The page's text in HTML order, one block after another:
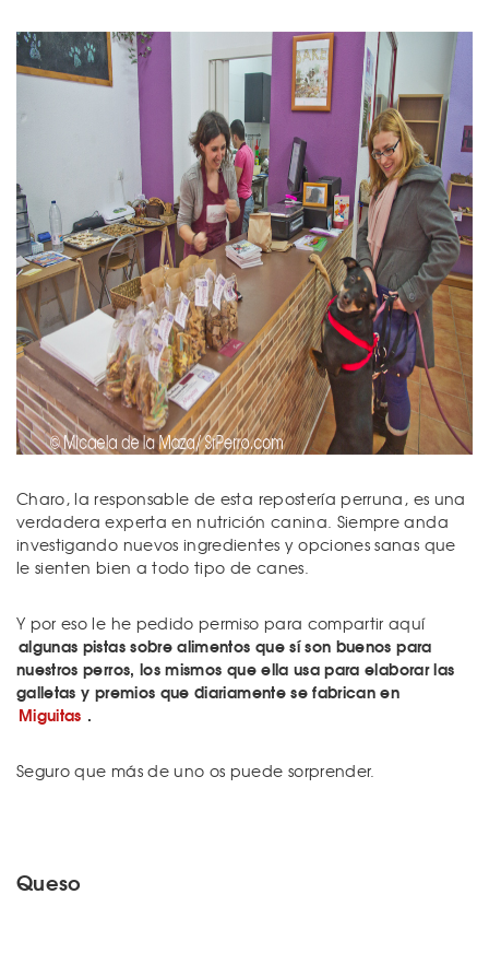
Charo, la responsable de esta repostería perruna, es una
verdadera experta en nutrición canina. Siempre anda
investigando nuevos ingredientes y opciones sanas que
le sienten bien a todo tipo de canes.
Y por eso le he pedido permiso para compartir aquí
algunas pistas sobre alimentos que sí son buenos para
nuestros perros, los mismos que ella usa para elaborar las
galletas y premios que diariamente se fabrican en
Miguitas .
Seguro que más de uno os puede sorprender.
Queso